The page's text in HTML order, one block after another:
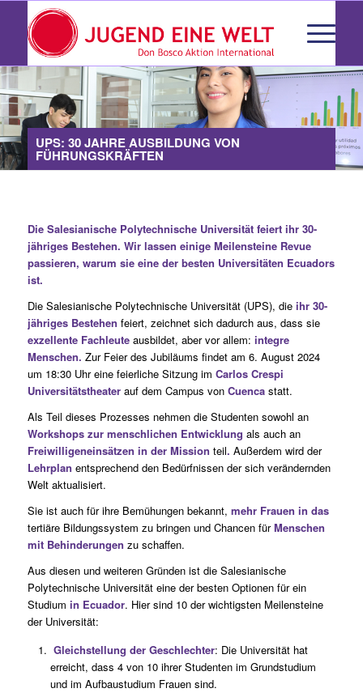
UPS: 30 JAHRE AUSBILDUNG VON
FÜHRUNGSKRÄFTEN
Die Salesianische Polytechnische Universität feiert ihr 30-
jähriges Bestehen. Wir lassen einige Meilensteine Revue
passieren, warum sie eine der besten Universitäten Ecuadors
ist.
Die Salesianische Polytechnische Universität (UPS), die ihr 30-
jähriges Bestehen feiert, zeichnet sich dadurch aus, dass sie
exzellente Fachleute ausbildet, aber vor allem: integre
Menschen. Zur Feier des Jubiläums findet am 6. August 2024
um 18:30 Uhr eine feierliche Sitzung im Carlos Crespi
Universitätstheater auf dem Campus von Cuenca statt.
Als Teil dieses Prozesses nehmen die Studenten sowohl an
Workshops zur menschlichen Entwicklung als auch an
Freiwilligeneinsätzen in der Mission teil. Außerdem wird der
Lehrplan entsprechend den Bedürfnissen der sich verändernden
Welt aktualisiert.
Sie ist auch für ihre Bemühungen bekannt, mehr Frauen in das
tertiäre Bildungssystem zu bringen und Chancen fürMenschen
mit Behinderungen zu schaffen.
Aus diesen und weiteren Gründen ist die Salesianische
Polytechnische Universität eine der besten Optionen für ein
Studium in Ecuador. Hier sind 10 der wichtigsten Meilensteine
der Universität:
Gleichstellung der Geschlechter: Die Universität hat
erreicht, dass 4 von 10 ihrer Studenten im Grundstudium
und im Aufbaustudium Frauen sind.